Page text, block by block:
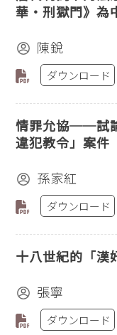
華‧刑獄門》為
陳銳
ダウンロード
情罪允協──試
違犯教令」案件
孫家紅
ダウンロード
十八世紀的「漢
張寧
ダウンロード